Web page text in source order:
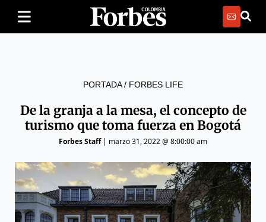
PORTADA/ FORBES LIFE
De la granja a la mesa, el concepto de
turismo que toma fuerza en Bogotá
Forbes Staff| marzo 31, 2022 @ 8:00:00 am